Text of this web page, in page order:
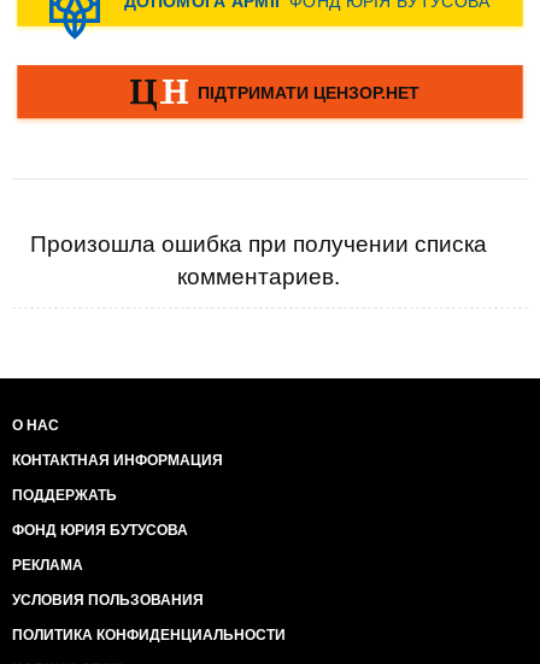
Произошла ошибка при получении списка
комментариев.
О НАС
КОНТАКТНАЯ ИНФОРМАЦИЯ
ПОДДЕРЖАТЬ
ФОНД ЮРИЯ БУТУСОВА
РЕКЛАМА
УСЛОВИЯ ПОЛЬЗОВАНИЯ
ПОЛИТИКА КОНФИДЕНЦИАЛЬНОСТИ